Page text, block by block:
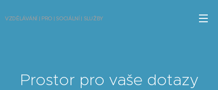
VZDĚLÁVÁNÍ | PRO | SOCIÁLNÍ | SLUŽBY
Prostor pro vaše dotazy